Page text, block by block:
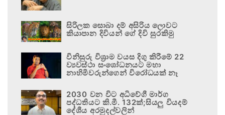
සිරිලක සොබා දම් අසිරිය ලොවට
කියාපාන දිවියන් ගේ දිවි සුරකිමු
විනිසුරු විශ්‍රාම වයස දිගු කිරීමේ 22
ව්‍යවස්ථා සංශෝධනයට මහා
නාහිමිවරුන්ගෙන් විරෝධයක් නෑ
2030 වන විට අධිවේගී මාර්ග
පද්ධතියට කි.මී. 132ක්;සියලු වියදම්
දේශීය අරමුදල්වලින්